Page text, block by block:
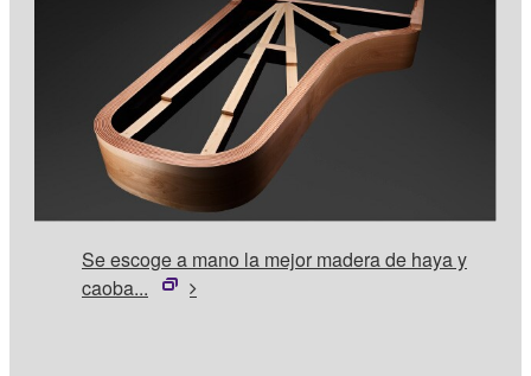
Se escoge a mano la mejor madera de haya y
caoba...